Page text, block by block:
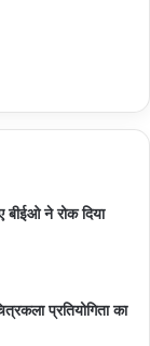
बीईओ ने रोक दिया
प्रतियोगिता का